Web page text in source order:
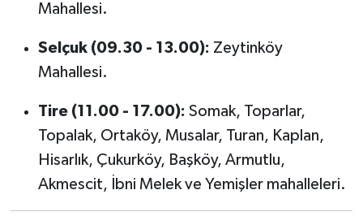
Mahallesi.
Selçuk (09.30 - 13.00): Zeytinköy
Mahallesi.
Tire (11.00 - 17.00): Somak, Toparlar,
Topalak, Ortaköy, Musalar, Turan, Kaplan,
Hisarlık, Çukurköy, Başköy, Armutlu,
Akmescit, İbni Melek ve Yemişler mahalleleri.